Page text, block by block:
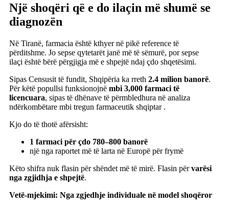
Një shoqëri që e do ilaçin më shumë se
diagnozën
Në Tiranë, farmacia është kthyer në pikë reference të
përditshme. Jo sepse qytetarët janë më të sëmurë, por sepse
ilaçi është bërë përgjigja më e shpejtë ndaj çdo shqetësimi.
Sipas Censusit të fundit, Shqipëria ka rreth 2.4 milion banorë.
Për këtë popullsi funksionojnë mbi 3,000 farmaci të
licencuara, sipas të dhënave të përmbledhura në analiza
ndërkombëtare mbi tregun farmaceutik shqiptar .
Kjo do të thotë afërsisht:
1 farmaci për çdo 780–800 banorë
një nga raportet më të larta në Europë për frymë
Këto shifra nuk flasin për shëndet më të mirë. Flasin përvarësi
nga zgjidhja e shpejtë.
Vetë-mjekimi: Nga zgjedhje individuale në model shoqëror